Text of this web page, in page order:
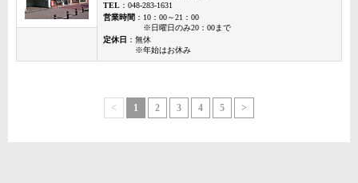
TEL ：048-283-1631
営業時間 ：10：00～21：00
※日曜日のみ20：00まで
定休日 ：無休
※年始はお休み
< 1 2 3 4 5 >